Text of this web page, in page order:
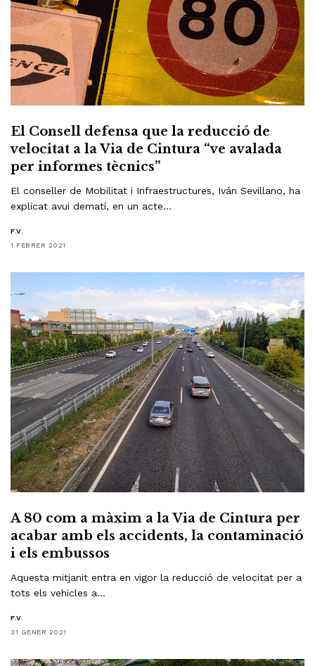
El Consell defensa que la reducció de
velocitat a la Via de Cintura “ve avalada
per informes tècnics”
El conseller de Mobilitat i Infraestructures, Iván Sevillano, ha
explicat avui dematí, en un acte…
F.V.
1 FEBRER 2021
A 80 com a màxim a la Via de Cintura per
acabar amb els accidents, la contaminació
i els embussos
Aquesta mitjanit entra en vigor la reducció de velocitat per a
tots els vehicles a…
F.V.
31 GENER 2021